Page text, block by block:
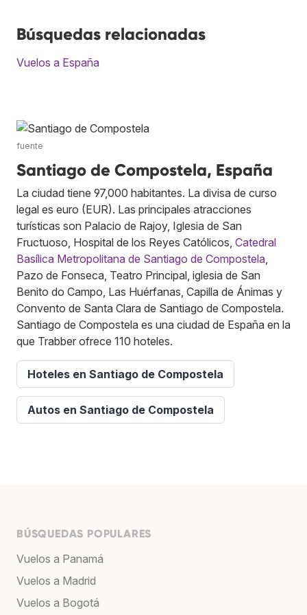
Búsquedas relacionadas
Vuelos a España
fuente
Santiago de Compostela, España
La ciudad tiene 97,000 habitantes. La divisa de curso
legal es euro (EUR). Las principales atracciones
turísticas son Palacio de Rajoy, Iglesia de San
Fructuoso, Hospital de los Reyes Católicos, Catedral
Basílica Metropolitana de Santiago de Compostela
Pazo de Fonseca, Teatro Principal, iglesia de San
Benito do Campo, Las Huérfanas, Capilla de Ánimas y
Convento de Santa Clara de Santiago de Compostela.
Santiago de Compostela es una ciudad de España en la
que Trabber ofrece 110 hoteles.
Hoteles en Santiago de Compostela
Autos en Santiago de Compostela
BÚSQUEDAS POPULARES
Vuelos a Panamá
Vuelos a Madrid
Vuelos a Bogotá